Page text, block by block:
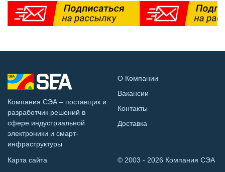
Компания СЭА – поставщик и
разработчик решений в
сфере индустриальной
электроники и смарт-
инфраструктуры
О Компании
Вакансии
Контакты
Доставка
Карта сайта
© 2003 - 2026 Компания СЭА